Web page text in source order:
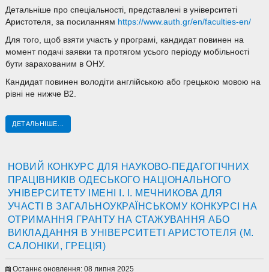
Детальніше про спеціальності, представлені в університеті
Аристотеля, за посиланням https://www.auth.gr/en/faculties-en/
Для того, щоб взяти участь у програмі, кандидат повинен на
момент подачі заявки та протягом усього періоду мобільності
бути зарахованим в ОНУ.
Кандидат повинен володіти англійською або грецькою мовою на
рівні не нижче В2.
ДЕТАЛЬНІШЕ...
НОВИЙ КОНКУРС ДЛЯ НАУКОВО-ПЕДАГОГІЧНИХ
ПРАЦІВНИКІВ ОДЕСЬКОГО НАЦІОНАЛЬНОГО
УНІВЕРСИТЕТУ ІМЕНІ І. І. МЕЧНИКОВА ДЛЯ
УЧАСТІ В ЗАГАЛЬНОУКРАЇНСЬКОМУ КОНКУРСІ НА
ОТРИМАННЯ ГРАНТУ НА СТАЖУВАННЯ АБО
ВИКЛАДАННЯ В УНІВЕРСИТЕТІ АРИСТОТЕЛЯ (М.
САЛОНІКИ, ГРЕЦІЯ)
Останнє оновлення: 08 липня 2025